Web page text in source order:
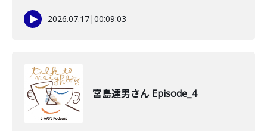
2026.07.17|00:09:03
宮島達男さん Episode_4